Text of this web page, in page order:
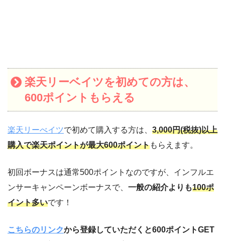
楽天リーベイツを初めての方は、
600ポイントもらえる
楽天リーべイツで初めて購入する方は、 3,000円(税抜)以上
購入で楽天ポイントが最大600ポイントもらえます。
初回ボーナスは通常500ポイントなのですが、インフルエ
ンサーキャンペーンボーナスで、 一般の紹介よりも100ポ
イント多いです！
こちらのリンクから登録していただくと600ポイントGET